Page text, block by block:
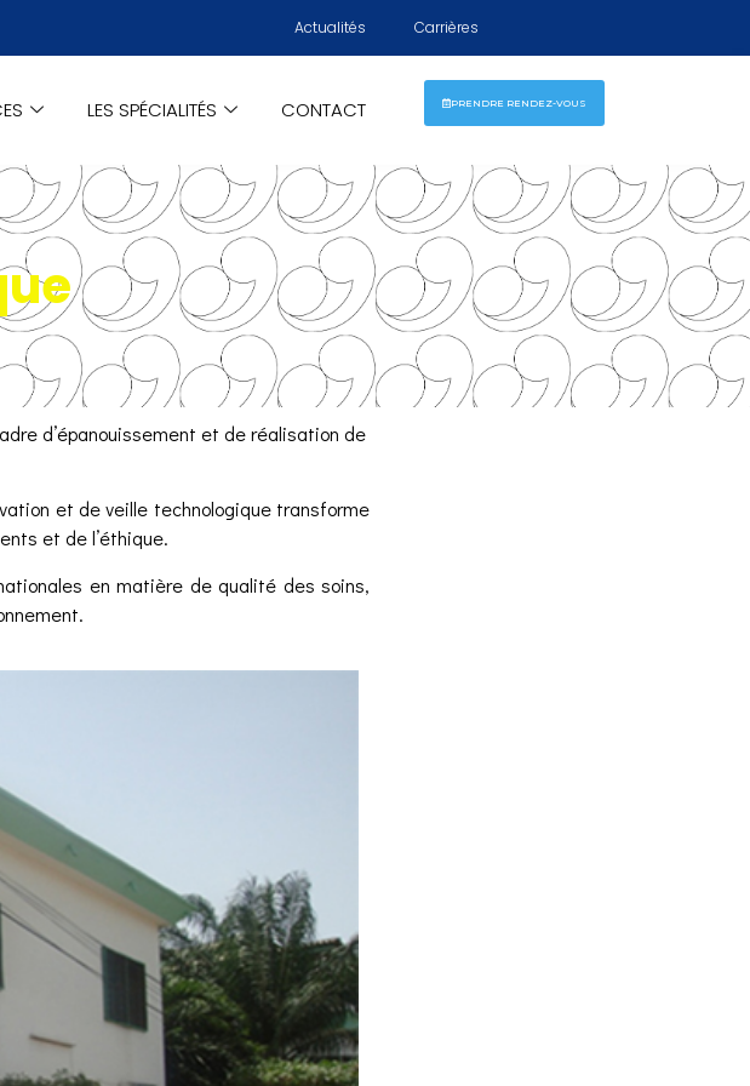
Actualités Carrières
LES SPÉCIALITÉS CONTACT PRENDRE RENDEZ-VOUS
d’épanouissement et de réalisation de
et de veille technologique transforme
et de l’éthique.
en matière de qualité des soins,